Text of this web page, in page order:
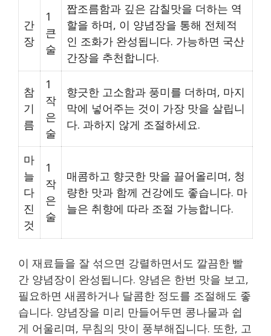
간
장
1
큰
술
짭조름함과 깊은 감칠맛을 더하는 역
할을 하며, 이 양념장을 통해 전체적
인 조화가 완성됩니다. 가능하면 국산
간장을 추천합니다.
참
기
름
1
작
은
술
향긋한 고소함과 풍미를 더하며, 마지
막에 넣어주는 것이 가장 맛을 살립니
다. 과하지 않게 조절하세요.
마
늘
다
진
것
1
작
은
술
매콤하고 향긋한 맛을 끌어올리며, 청
량한 맛과 함께 건강에도 좋습니다. 마
늘은 취향에 따라 조절 가능합니다.
이 재료들을 잘 섞으면 강렬하면서도 깔끔한 빨
간 양념장이 완성됩니다. 양념은 한번 맛을 보고,
필요하면 새콤하거나 달콤한 정도를 조절해도 좋
습니다. 양념장을 미리 만들어두면 콩나물과 쉽
게 어울리며, 무침의 맛이 풍부해집니다. 또한, 고